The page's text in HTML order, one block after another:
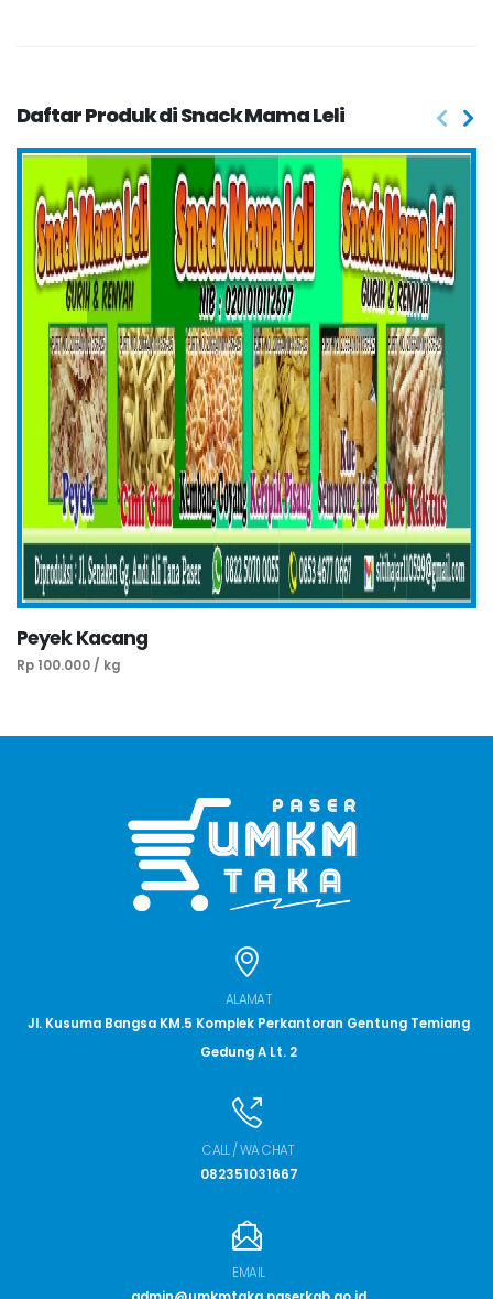
Daftar Produk di Snack Mama Leli
Peyek Kacang
Rp 100.000 / kg
ALAMAT
Jl. Kusuma Bangsa KM.5 Komplek Perkantoran Gentung Temiang
Gedung A Lt. 2
CALL / WA CHAT
082351031667
EMAIL